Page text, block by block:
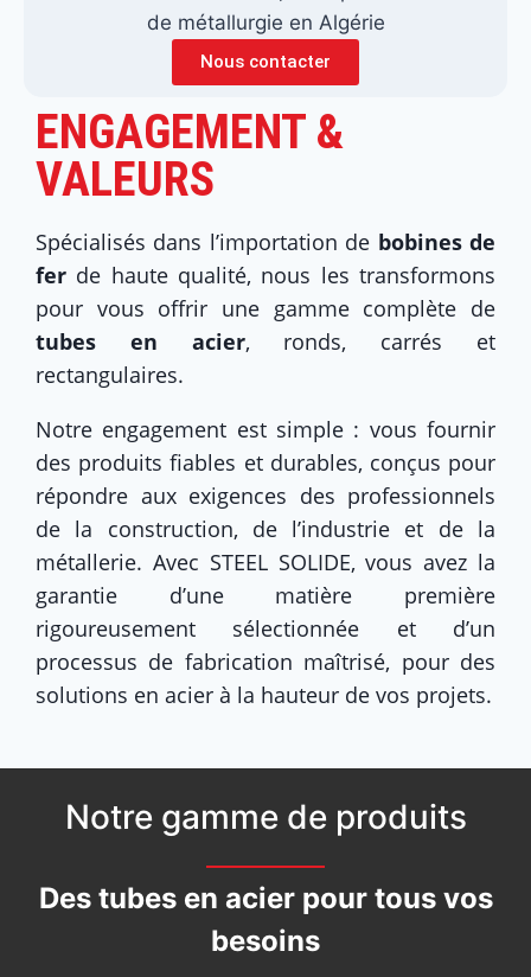
Nous contacter
ENGAGEMENT &
VALEURS
Spécialisés dans l’importation de bobines de
fer de haute qualité, nous les transformons
pour vous offrir une gamme complète de
tubes en acier, ronds, carrés et
rectangulaires.
Notre engagement est simple : vous fournir
des produits fiables et durables, conçus pour
répondre aux exigences des professionnels
de la construction, de l’industrie et de la
métallerie. Avec STEEL SOLIDE, vous avez la
garantie d’une matière première
rigoureusement sélectionnée et d’un
processus de fabrication maîtrisé, pour des
solutions en acier à la hauteur de vos projets.
Notre gamme de produits
Des tubes en acier pour tous vos
besoins